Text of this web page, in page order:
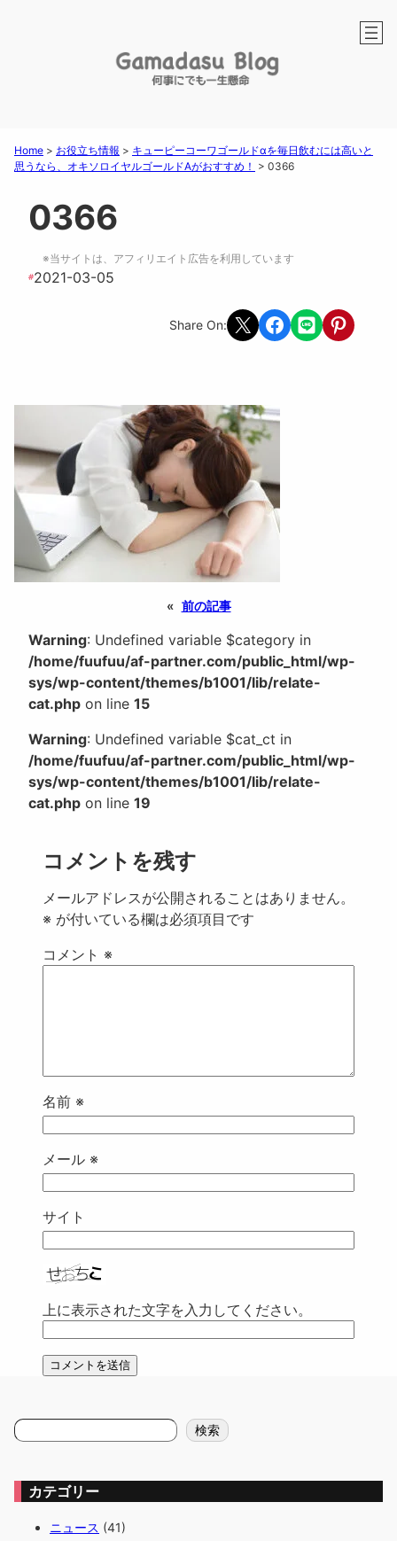
Home > お役立ち情報 > キューピーコーワゴールドαを毎日飲むには高いと
思うなら、オキソロイヤルゴールドAがおすすめ！ > 0366
0366
※当サイトは、アフィリエイト広告を利用しています
#2021-03-05
Share On: Share on X Share on Facebook
Share on LINEShare on
« 前の記事
Warning: Undefined variable $category in
/home/fuufuu/af-partner.com/public_html/wp-
sys/wp-content/themes/b1001/lib/relate-
cat.php on line 15
Warning: Undefined variable $cat_ct in
/home/fuufuu/af-partner.com/public_html/wp-
sys/wp-content/themes/b1001/lib/relate-
cat.php on line 19
コメントを残す
メールアドレスが公開されることはありません。
※ が付いている欄は必須項目です
コメント ※
名前 ※
メール ※
サイト
上に表示された文字を入力してください。
検
索
検索
カテゴリー
ニュース (41)